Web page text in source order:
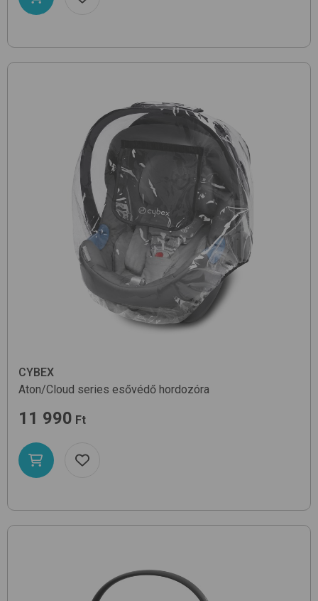
CYBEX
Aton/Cloud series esővédő hordozóra
11 990 Ft